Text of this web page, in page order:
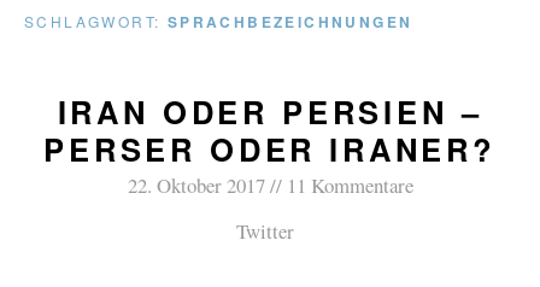
SCHLAGWORT: SPRACHBEZEICHNUNGEN
IRAN ODER PERSIEN –
PERSER ODER IRANER?
22. Oktober 2017
11 Kommentare
Twitter